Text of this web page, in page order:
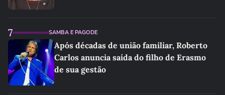
7 SAMBA E PAGODE
Após décadas de união familiar, Roberto
Carlos anuncia saída do filho de Erasmo
de sua gestão